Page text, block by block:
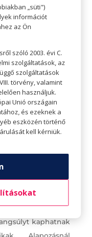
egész
egész éjszakán
ne folyjon szét
smink ezért épp
így nem árt rá
is nagy áldozat,
is tiszta élvezet,
megtalálsz az
választéka vár
erősebb sminket
kaphatnak
„süti")
információt
az Ön
szóló 2003. évi C.
szolgáltatások, az
szolgáltatások
törvény, valamint
használjuk.
Unió országain
és ezeknek a
eszközén történő
kell kérniük.